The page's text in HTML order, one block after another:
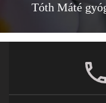
Tóth Máté